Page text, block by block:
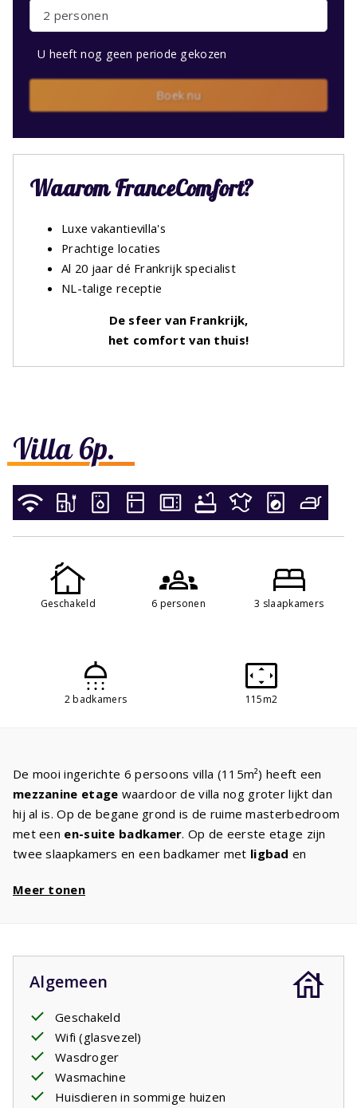
Villa 6p.
Geschakeld 6 personen 3 slaapkamers
2 badkamers 115m2
De mooi ingerichte 6 persoons villa (115m²) heeft een
mezzanine etage waardoor de villa nog groter lijkt dan
hij al is. Op de begane grond is de ruime masterbedroom
met een en-suite badkamer. Op de eerste etage zijn
twee slaapkamers en een badkamer met ligbad en
tweeboxspringbedden
eenwasmachine/droger. In decomfortabele
woonkamer
Canal
Digital TV
waardoor u gegarandeerd geniet van een
gezellige avond samen.
Uw verblijf is inclusief opgemaakte bedden.
Meer tonen
Algemeen
Geschakeld
Wifi (glasvezel)
Wasdroger
Wasmachine
Huisdieren in sommige huizen
2 personen
U heeft nog geen periode gekozen
Boek nu
Waarom FranceComfort?
Luxe vakantievilla's
Prachtige locaties
Al 20 jaar dé Frankrijk specialist
NL-talige receptie
De sfeer van Frankrijk,
het comfort van thuis!